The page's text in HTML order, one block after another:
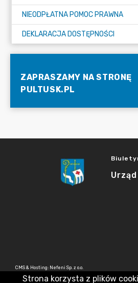
NIEODPŁATNA POMOC PRAWNA
DEKLARACJA DOSTĘPNOŚCI
ZAPRASZAMY NA STRONĘ
PULTUSK.PL
CMS & Hosting: Nefeni Sp. z o.o.
Strona korzysta z plików